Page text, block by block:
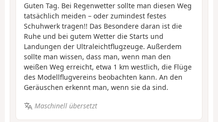
Guten Tag. Bei Regenwetter sollte man diesen Weg
tatsächlich meiden – oder zumindest festes
Schuhwerk tragen!! Das Besondere daran ist die
Ruhe und bei gutem Wetter die Starts und
Landungen der Ultraleichtflugzeuge. Außerdem
sollte man wissen, dass man, wenn man den
weißen Weg erreicht, etwa 1 km westlich, die Flüge
des Modellflugvereins beobachten kann. An den
Geräuschen erkennt man, wenn sie da sind.
Maschinell übersetzt